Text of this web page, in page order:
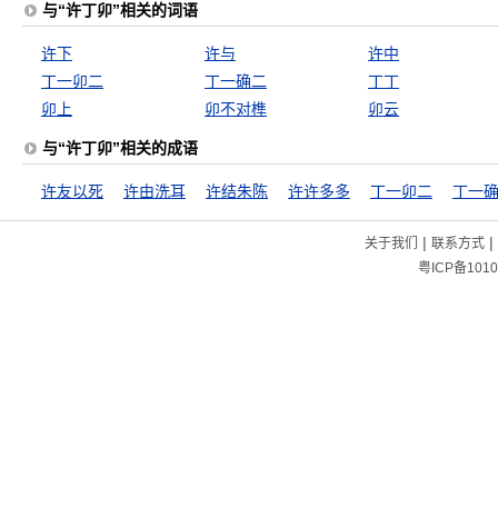
与“许丁卯”相关的词语
许下 许与
许中
丁一卯二
丁一确二
丁丁
卯上
卯不对榫 卯云
与“许丁卯”相关的成语
许友以死 许由洗耳 许结朱陈 许许多多 丁一卯二 丁一
关于我们 | 联系方式|
粤ICP备